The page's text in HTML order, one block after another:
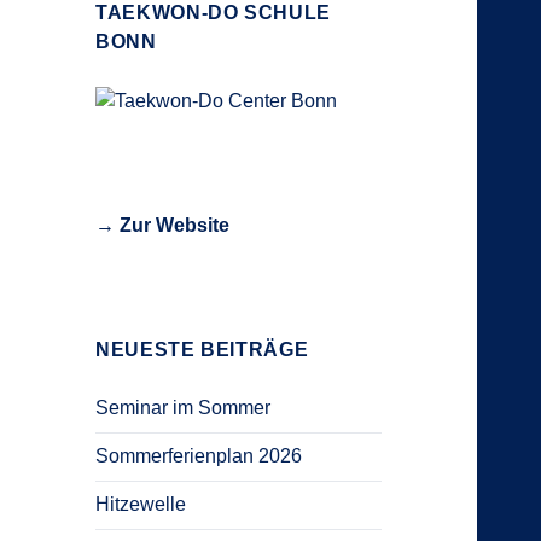
TAEKWON-DO SCHULE
BONN
→ Zur Website
NEUESTE BEITRÄGE
Seminar im Sommer
Sommerferienplan 2026
Hitzewelle